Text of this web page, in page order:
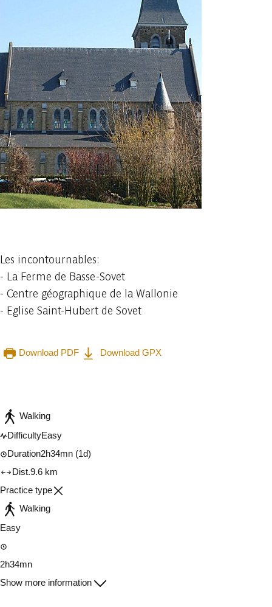
Les incontournables:
- La Ferme de Basse-Sovet
- Centre géographique de la Wallonie
- Eglise Saint-Hubert de Sovet
Download PDF Download GPX
Walking
DifficultyEasy
Duration2h34mn (1d)
Dist.9.6 km
Practice type
Walking
Easy
2h34mn
Show more information